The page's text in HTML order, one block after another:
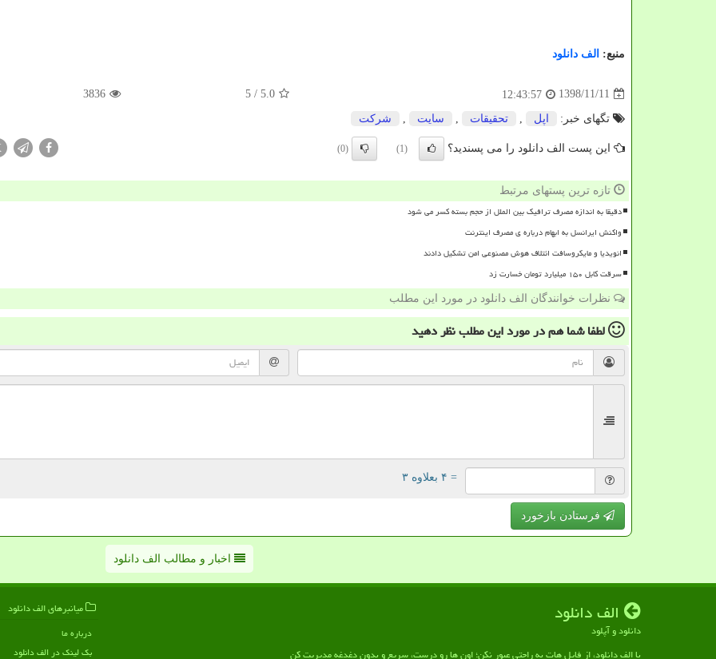
منبع: الف دانلود
1398/11/11
12:43:57
5.0
/ 5
3836
تگهای خبر: اپل تحقیقات سایت شركت
این پست الف دانلود را می پسندید؟ (1)
(0)
تازه ترین پستهای مرتبط
دقیقا به اندازه مصرف ترافیک بین الملل از حجم بسته کسر می شود
واکنش ایرانسل به ابهام درباره ی مصرف اینترنت
انویدیا و مایکروسافت ائتلاف هوش مصنوعی امن تشکیل دادند
سرقت کابل ۱۵۰ میلیارد تومان خسارت زد
نظرات خوانندگان الف دانلود در مورد این مطلب
لطفا شما همدر مورد این مطلبنظر دهید
= ۴ بعلاوه ۳
فرستادن بازخورد
اخبار و مطالب الف دانلود
الف دانلود
دانلود و آپلود
با الف دانلود، از فایل هات به راحتی عبور نکن؛ اون ها رو درست، سریع و بدون دغدغه مدیریت کن
میانبرهای الف دانلود
درباره ما
بک لینک در الف دانلود